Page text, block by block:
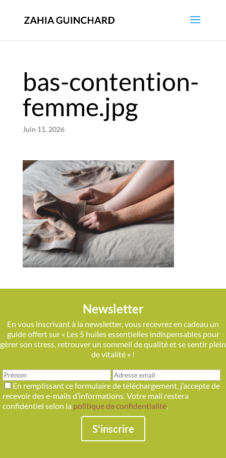
bas-contention-
femme.jpg
Juin 11, 2026
Newsletter
En vous inscrivant à la newsletter, vous recevrez en cadeau un
guide offert sur « Les 5 huiles essentielles indispensables pour
gérer son stress, retrouver un sommeil de qualité et se sentir plein
de vitalité » !
En remplissant ce formulaire de téléchargement, j’accepte de
recevoir des e-mails d’informations. Votre mail restera
confidentiel selon la politique de confidentialité.
S'inscrire